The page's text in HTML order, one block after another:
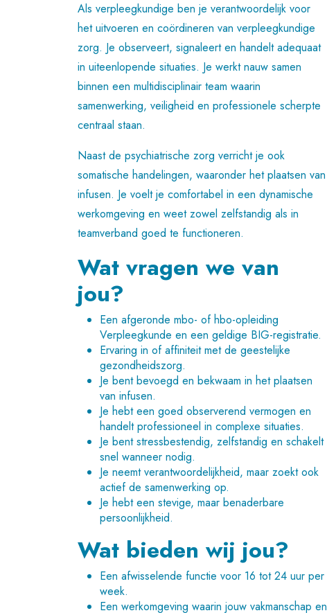
Als verpleegkundige ben je verantwoordelijk voor
het uitvoeren en coördineren van verpleegkundige
zorg. Je observeert, signaleert en handelt adequaat
in uiteenlopende situaties. Je werkt nauw samen
binnen een multidisciplinair team waarin
samenwerking, veiligheid en professionele scherpte
centraal staan.
Naast de psychiatrische zorg verricht je ook
somatische handelingen, waaronder het plaatsen van
infusen. Je voelt je comfortabel in een dynamische
werkomgeving en weet zowel zelfstandig als in
teamverband goed te functioneren.
Wat vragen we van
jou?
Een afgeronde mbo- of hbo-opleiding
Verpleegkunde en een geldige BIG-registratie.
Ervaring in of affiniteit met de geestelijke
gezondheidszorg.
Je bent bevoegd en bekwaam in het plaatsen
van infusen.
Je hebt een goed observerend vermogen en
handelt professioneel in complexe situaties.
Je bent stressbestendig, zelfstandig en schakelt
snel wanneer nodig.
Je neemt verantwoordelijkheid, maar zoekt ook
actief de samenwerking op.
Je hebt een stevige, maar benaderbare
persoonlijkheid.
Wat bieden wij jou?
Een afwisselende functie voor 16 tot 24 uur per
week.
Een werkomgeving waarin jouw vakmanschap en